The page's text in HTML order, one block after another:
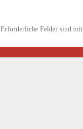
Erforderliche Felder sind mit